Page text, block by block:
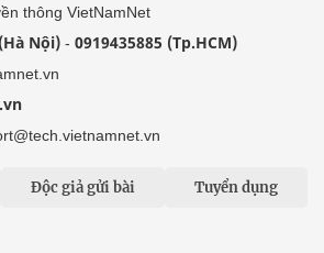
thông VietNamNet
Nội) - 0919435885 (Tp.HCM)
Độc giả gửi bài Tuyển dụng